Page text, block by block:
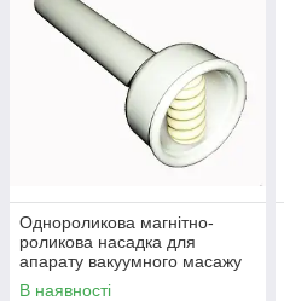
Однороликова магнітно-
роликова насадка для
апарату вакуумного масажу
В наявності